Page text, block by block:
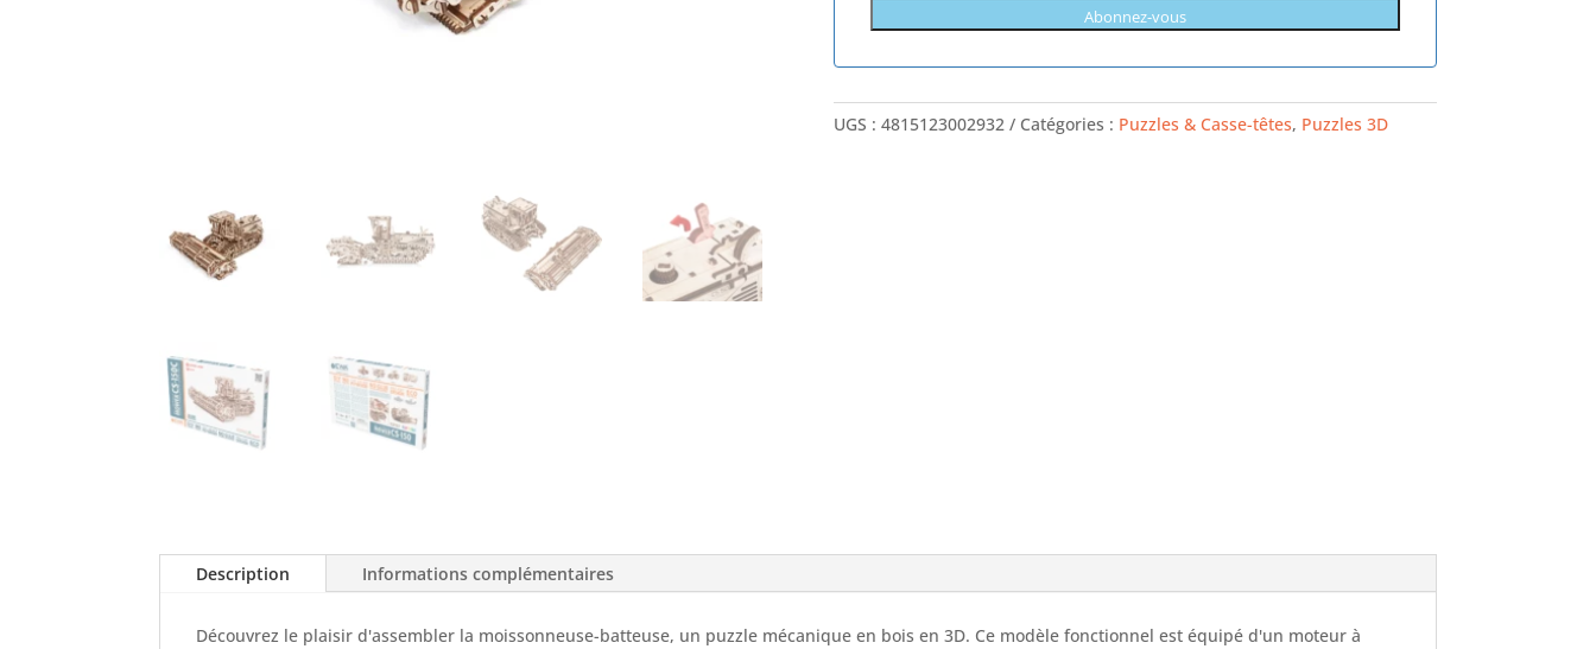
UGS : 4815123002932 Catégories : Puzzles & Casse-têtes, Puzzles 3D
Description Informations complémentaires
Découvrez le plaisir d'assembler la moissonneuse-batteuse, un puzzle mécanique en bois en 3D. Ce modèle fonctionnel est équipé d'un moteur à